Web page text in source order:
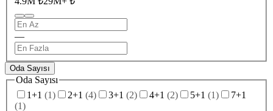
—
Oda Sayısı
Oda Sayısı
1+1 (1) 2+1 (4) 3+1 (2) 4+1 (2) 5+1 (1)
7+1
(1)